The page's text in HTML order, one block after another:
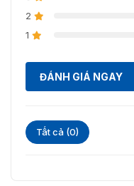
2
1
ĐÁNH GIÁ NGAY
Tất cả (0)